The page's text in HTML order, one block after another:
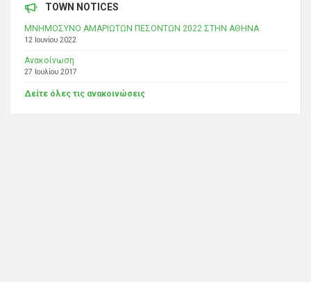
TOWN NOTICES
ΜΝΗΜΟΣΥΝΟ ΑΜΑΡΙΩΤΩΝ ΠΕΣΟΝΤΩΝ 2022 ΣΤΗΝ ΑΘΗΝΑ
12 Ιουνίου 2022
Ανακοίνωση
27 Ιουλίου 2017
Δείτε όλες τις ανακοινώσεις